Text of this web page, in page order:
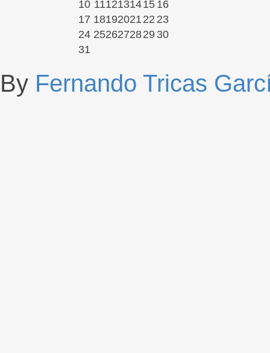
10 1112131415 16
17 18192021 22 23
24 2526272829 30
31
By Fernando Tricas